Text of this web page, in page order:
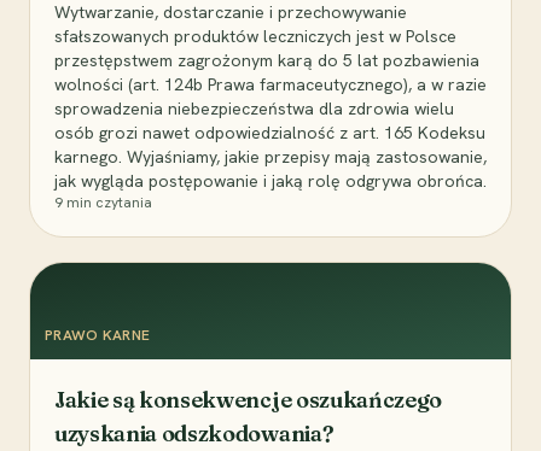
Wytwarzanie, dostarczanie i przechowywanie
sfałszowanych produktów leczniczych jest w Polsce
przestępstwem zagrożonym karą do 5 lat pozbawienia
wolności (art. 124b Prawa farmaceutycznego), a w razie
sprowadzenia niebezpieczeństwa dla zdrowia wielu
osób grozi nawet odpowiedzialność z art. 165 Kodeksu
karnego. Wyjaśniamy, jakie przepisy mają zastosowanie,
jak wygląda postępowanie i jaką rolę odgrywa obrońca.
9 min czytania
PRAWO KARNE
Jakie są konsekwencje oszukańczego
uzyskania odszkodowania?